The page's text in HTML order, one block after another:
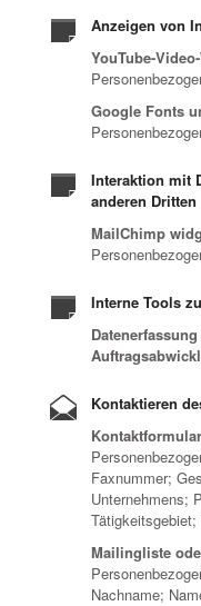
Anzeigen von
YouTube-
Google Fonts
Interaktion mit
anderen Dritten
MailChimp
Interne Tools
Kontaktieren
Kontaktformular
Faxnummer;
Unternehmens;
Tätigkeitsgebiet;
Mailingliste
Nachname;